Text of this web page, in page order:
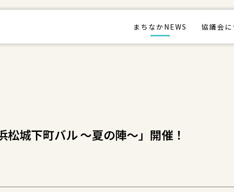
まちなかNEWS 協議会に
松城下町バル ～夏の陣～」開催！